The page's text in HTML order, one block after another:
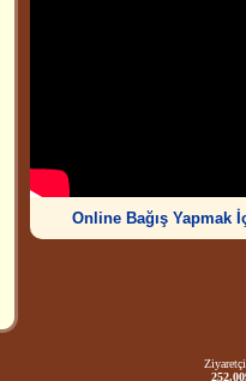
Online Bağış Yapmak
Ziyaretçi